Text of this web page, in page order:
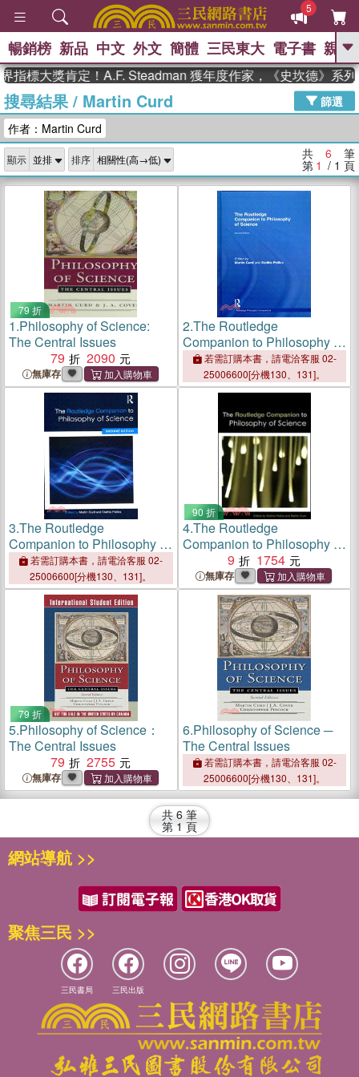
5
GO
熱搜： 高希均教授回憶錄
、 The Odyssey 、 父親節 、 如果歷
獎 臺灣漫遊錄 、 方念華 、 台灣的李
登輝時代
數學女孩：黎曼猜想 、
偉大的迷走神經
暢銷榜 新品 中文 外文 簡體 三民東大 電子書 親子
標大獎肯定！A.F. Steadman 獲年度作家，《史坎德》系列
搜尋結果/ Martin Curd
篩選
作者：Martin Curd
顯示 排序 共 6 筆
第 1 / 1 頁
79 折
1.Philosophy of Science:
The Central Issues
79
2090
無庫存
2.The Routledge
Companion to Philosophy of
Science
若需訂購本書，請電洽客服 02-
25006600[分機130、131]。
3.The Routledge
Companion to Philosophy of
Science
若需訂購本書，請電洽客服 02-
25006600[分機130、131]。
90 折
4.The Routledge
Companion to Philosophy of
Science9 1754
無庫存
79 折
5.Philosophy of Science：
The Central Issues
79
2755
無庫存
6.Philosophy of Science ─
The Central Issues
若需訂購本書，請電洽客服 02-
25006600[分機130、131]。
共 6 筆
第 1 頁
網站導航 >>
聚焦三民 >>
三民書局 三民出版